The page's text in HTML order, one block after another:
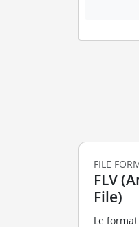
FILE
FLV
File)
Le